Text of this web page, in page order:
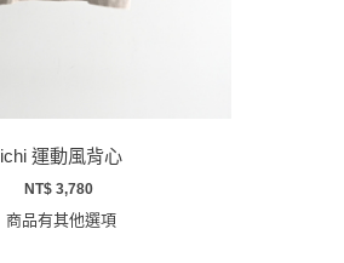
ichi 運動風背心
NT$ 3,780
商品有其他選項